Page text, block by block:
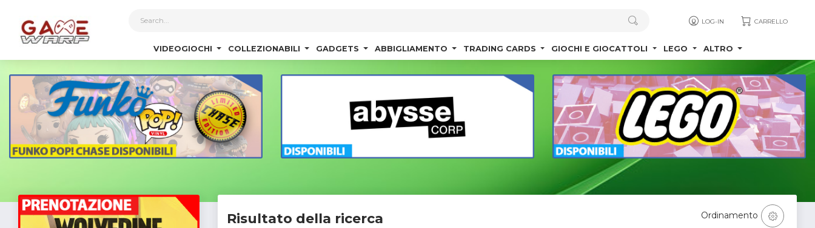
LOG-IN CARRELLO
VIDEOGIOCHI COLLEZIONABILI GADGETS ABBIGLIAMENTO TRADING CARDS GIOCHI E GIOCATTOLI LEGO ALTRO
Risultato della ricerca Ordinamento